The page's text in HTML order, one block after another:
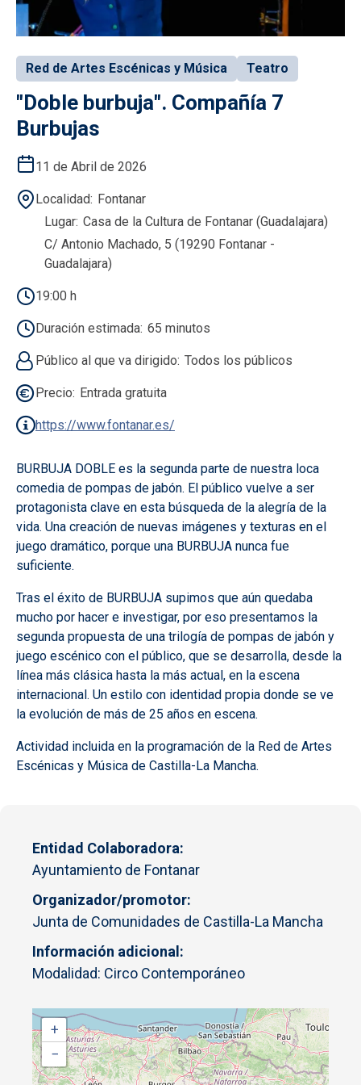
Red de Artes Escénicas y Música Teatro
"Doble burbuja". Compañía 7
Burbujas
11 de Abril de 2026
Localidad Fontanar
Lugar Casa de la Cultura de Fontanar (Guadalajara)
C/ Antonio Machado, 5 (19290 Fontanar -
Guadalajara)
19:00 h
Duración estimada 65 minutos
Público al que va dirigido Todos los públicos
Precio Entrada gratuita
https://www.fontanar.es/
BURBUJA DOBLE es la segunda parte de nuestra loca
comedia de pompas de jabón. El público vuelve a ser
protagonista clave en esta búsqueda de la alegría de la
vida. Una creación de nuevas imágenes y texturas en el
juego dramático, porque una BURBUJA nunca fue
suficiente.
Tras el éxito de BURBUJA supimos que aún quedaba
mucho por hacer e investigar, por eso presentamos la
segunda propuesta de una trilogía de pompas de jabón y
juego escénico con el público, que se desarrolla, desde la
línea más clásica hasta la más actual, en la escena
internacional. Un estilo con identidad propia donde se ve
la evolución de más de 25 años en escena.​
Actividad incluida en la programación de la Red de Artes
Escénicas y Música de Castilla-La Mancha.
Entidad Colaboradora
Ayuntamiento de Fontanar
Organizador/promotor
Junta de Comunidades de Castilla-La Mancha
Información adicional
Modalidad: Circo Contemporáneo
+
−